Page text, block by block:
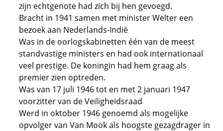
zijn echtgenote had zich bij hen gevoegd.
Bracht in 1941 samen met minister Welter een
bezoek aan Nederlands-Indië
Was in de oorlogskabinetten één van de meest
standvastige ministers en had ook internationaal
veel prestige. De koningin had hem graag als
premier zien optreden.
Was van 17 juli 1946 tot en met 2 januari 1947
voorzitter van de Veiligheidsraad
Werd in oktober 1946 genoemd als mogelijke
opvolger van Van Mook als hoogste gezagdrager in